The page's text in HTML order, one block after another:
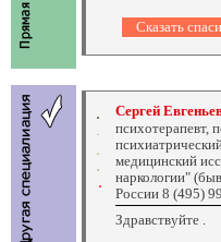
Сергей
психотерапевт,
медицинский
наркологии"
России 8 (495)
Здравствуйте .